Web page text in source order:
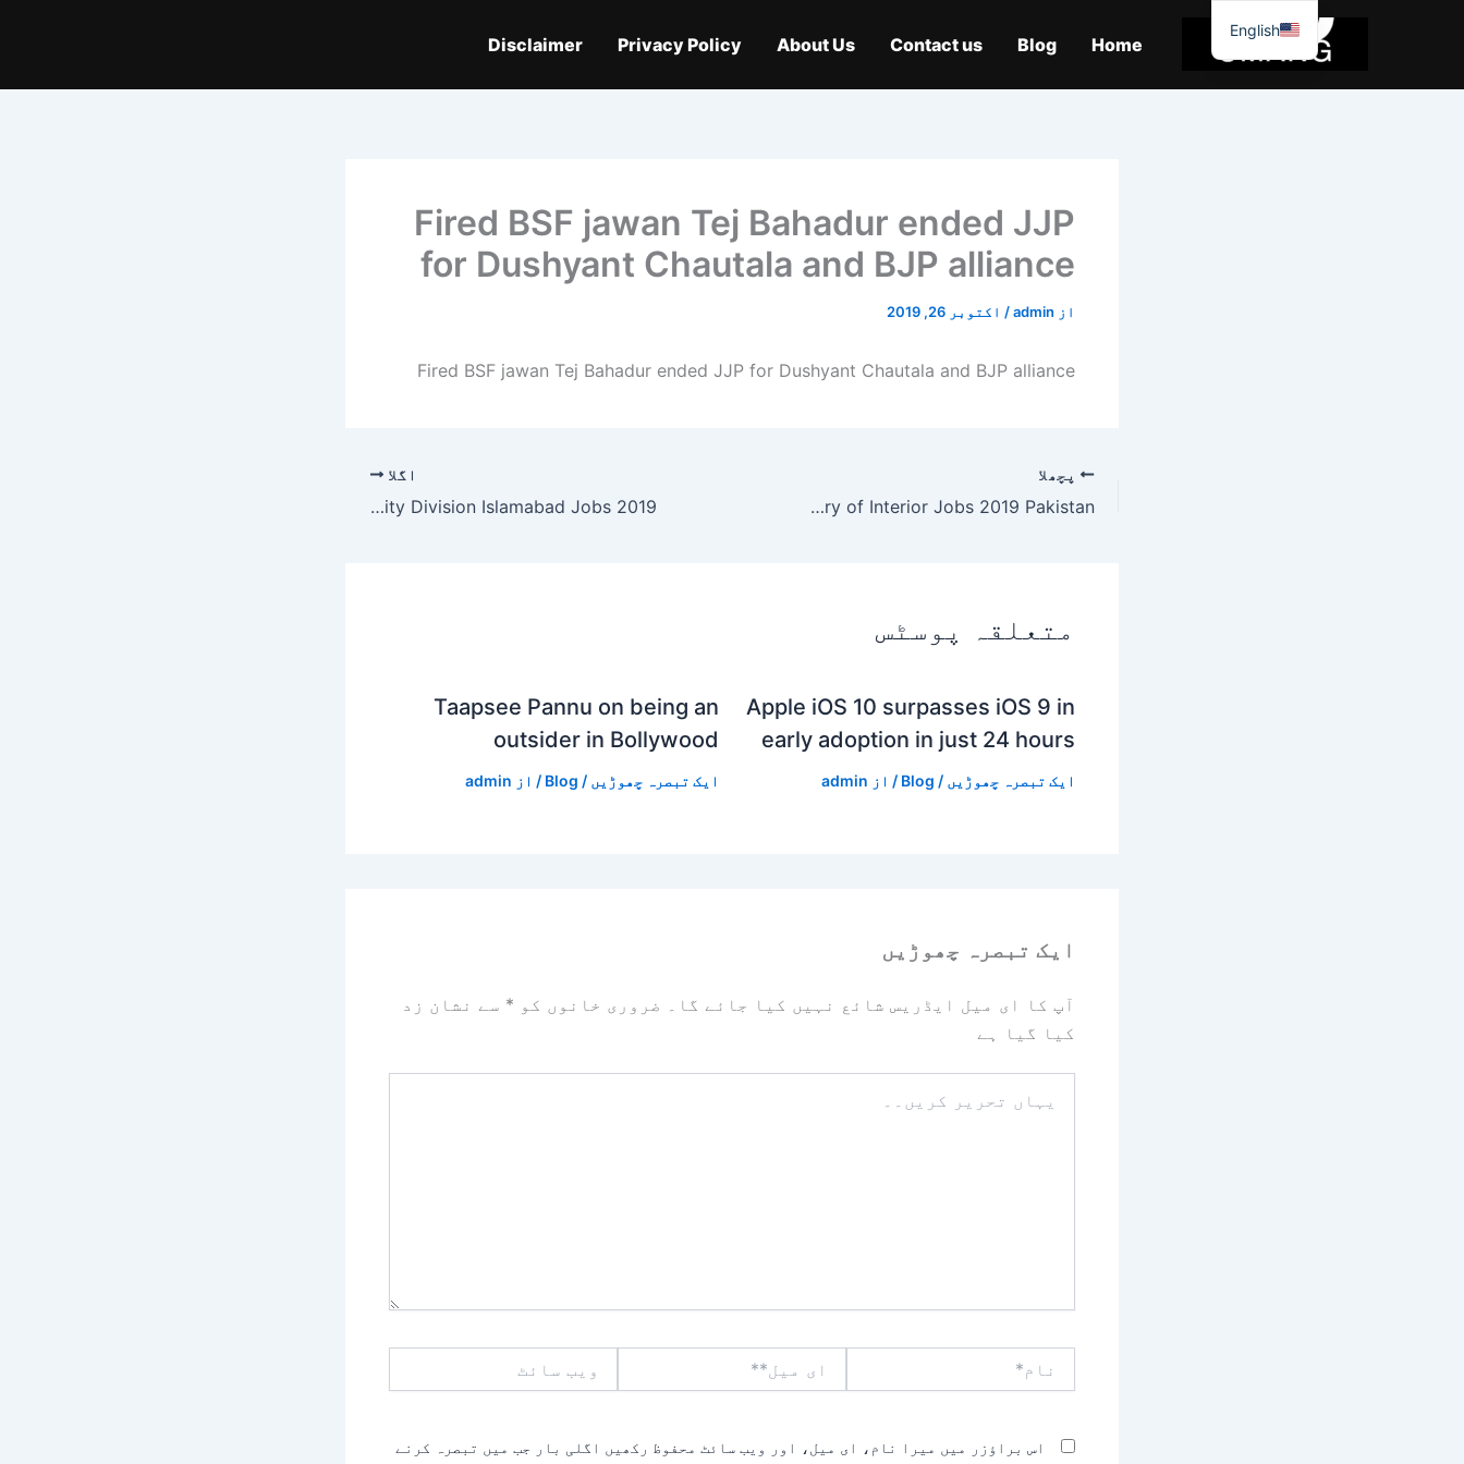
Home
Blog
Contact us
About Us
Privacy Policy
Disclaimer
Fired BSF jawan Tej Bahadur ended JJP
for Dushyant Chautala and BJP alliance
از admin
/ اکتوبر 26, 2019
Fired BSF jawan Tej Bahadur ended JJP for Dushyant Chautala and BJP alliance
پچھلا
Ministry of Interior Jobs 2019 Pakistan
اگلا
National Security Division Islamabad Jobs 2019
متعلقہ پوسٹس
Apple iOS 10 surpasses iOS 9 in
early adoption in just 24 hours
ایک تبصرہ چھوڑیں /
Blog / از admin
Taapsee Pannu on being an
outsider in Bollywood
ایک تبصرہ چھوڑیں /
Blog / از admin
ایک تبصرہ چھوڑیں
آپ کا ای میل ایڈریس شائع نہیں کیا جائے گا۔ ضروری خانوں کو * سے نشان زد
کیا گیا ہے
تحریر
میل**
سائٹ
اس براؤزر میں میرا نام، ای میل، اور ویب سائٹ محفوظ رکھیں اگلی بار جب میں تبصرہ کرنے
English